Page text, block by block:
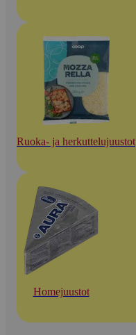
Ruoka- ja herkuttelujuustot
Homejuustot